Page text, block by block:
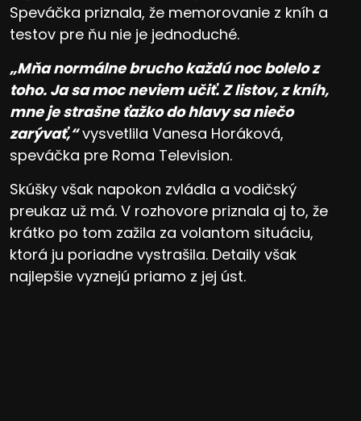
Speváčka priznala, že memorovanie z kníh a
testov pre ňu nie je jednoduché.
„Mňa normálne brucho každú noc bolelo z
toho. Ja sa moc neviem učiť. Z listov, z kníh,
mne je strašne ťažko do hlavy sa niečo
zarývať,“vysvetlila Vanesa Horáková,
speváčka pre Roma Television.
Skúšky však napokon zvládla a vodičský
preukaz už má. V rozhovore priznala aj to, že
krátko po tom zažila za volantom situáciu,
ktorá ju poriadne vystrašila. Detaily však
najlepšie vyznejú priamo z jej úst.